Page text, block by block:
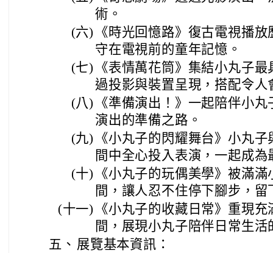
術。
(六)
《時光回憶路》復古電視播
守在電視前的童年記憶。
(七)
《表情萬花筒》集結小丸子
過投影與裝置呈現，搭配令
(八)
《準備演出！》一起陪伴小
演出的準備之路。
(九)
《小丸子的閃耀舞台》小丸
間中全心投入表演，一起成
(十)
《小丸子的玩偶美學》被滿
間，讓人忍不住停下腳步，
(十一)
《小丸子的收藏日常》重現
間，展現小丸子陪伴日常生活
五、 展覽基本資訊：